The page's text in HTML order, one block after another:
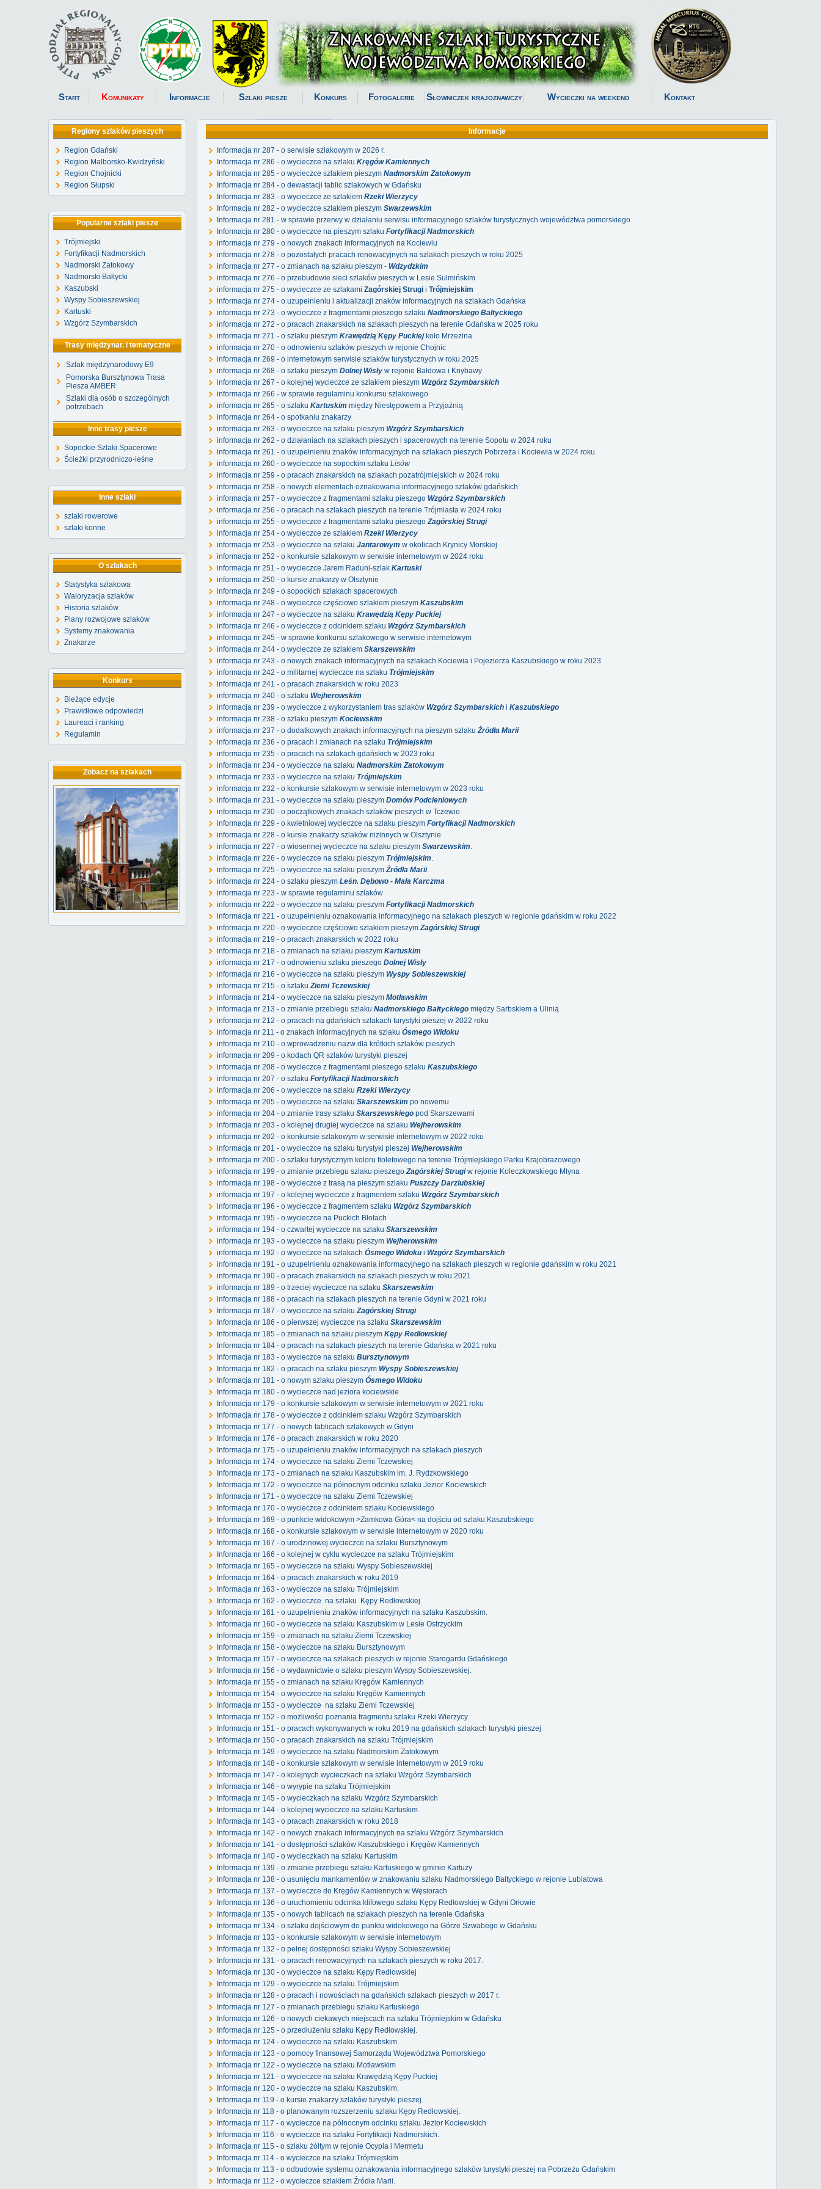
Start Komunikaty Informacje Szlaki piesze Konkurs Fotogalerie Słowniczek krajoznawczy Wycieczki na weekend Kontakt
Regiony szlaków pieszych
Region Gdański
Region Malborsko-Kwidzyński
Region Chojnicki
Region Słupski
Popularne szlaki piesze
Trójmiejski
Fortyfikacji Nadmorskich
Nadmorski Zatokowy
Nadmorski Bałtycki
Kaszubski
Wyspy Sobieszewskiej
Kartuski
Wzgórz Szymbarskich
Trasy międzynar. i tematyczne
Szlak międzynarodowy E9
Pomorska Bursztynowa Trasa
Piesza AMBER
Szlaki dla osób o szczególnych
potrzebach
Inne trasy piesze
Sopockie Szlaki Spacerowe
Ścieżki przyrodniczo-leśne
Inne szlaki
szlaki rowerowe
szlaki konne
O szlakach
Statystyka szlakowa
Waloryzacja szlaków
Historia szlaków
Plany rozwojowe szlaków
Systemy znakowania
Znakarze
Konkurs
Bieżące edycje
Prawidłowe odpowiedzi
Laureaci i ranking
Regulamin
Zobacz na szlakach
Informacje
Informacja nr 287 - o serwisie szlakowym w 2026 r.
Informacja nr 286 - o wycieczce na szlaku Kręgów Kamiennych
Informacja nr 285 - o wycieczce szlakiem pieszym Nadmorskim Zatokowym
Informacja nr 284 - o dewastacji tablic szlakowych w Gdańsku
Informacja nr 283 - o wycieczce ze szlakiem Rzeki Wierzycy
Informacja nr 282 - o wycieczce szlakiem pieszym Swarzewskim
Informacja nr 281 - w sprawie przerwy w działaniu serwisu informacyjnego szlaków turystycznych województwa pomorskiego
Informacja nr 280 - o wycieczce na pieszym szlaku Fortyfikacji Nadmorskich
informacja nr 279 - o nowych znakach informacyjnych na Kociewiu
informacja nr 278 - o pozostałych pracach renowacyjnych na szlakach pieszych w roku 2025
informacja nr 277 - o zmianach na szlaku pieszym - Wdzydzkim
informacja nr 276 - o przebudowie sieci szlaków pieszych w Lesie Sulmińskim
informacja nr 275 - o wycieczce ze szlakami Zagórskiej Strugi i Trójmiejskim
informacja nr 274 - o uzupełnieniu i aktualizacji znaków informacyjnych na szlakach Gdańska
informacja nr 273 - o wycieczce z fragmentami pieszego szlaku Nadmorskiego Bałtyckiego
informacja nr 272 - o pracach znakarskich na szlakach pieszych na terenie Gdańska w 2025 roku
informacja nr 271 - o szlaku pieszym Krawędzią Kępy Puckiejkoło Mrzezina
informacja nr 270 - o odnowieniu szlaków pieszych w rejonie Chojnic
informacja nr 269 - o internetowym serwisie szlaków turystycznych w roku 2025
informacja nr 268 - o szlaku pieszym Dolnej Wisły w rejonie Bałdowa i Knybawy
informacja nr 267 - o kolejnej wycieczce ze szlakiem pieszym Wzgórz Szymbarskich
informacja nr 266 - w sprawie regulaminu konkursu szlakowego
informacja nr 265 - o szlaku Kartuskim między Niestępowem a Przyjaźnią
informacja nr 264 - o spotkaniu znakarzy
informacja nr 263 - o wycieczce na szlaku pieszym Wzgórz Szymbarskich
informacja nr 262 - o działaniach na szlakach pieszych i spacerowych na terenie Sopotu w 2024 roku
informacja nr 261 - o uzupełnieniu znaków informacyjnych na szlakach pieszych Pobrzeża i Kociewia w 2024 roku
informacja nr 260 - o wycieczce na sopockim szlaku Lisów
informacja nr 259 - o pracach znakarskich na szlakach pozatrójmiejskich w 2024 roku
informacja nr 258 - o nowych elementach oznakowania informacyjnego szlaków gdańskich
informacja nr 257 - o wycieczce z fragmentami szlaku pieszego Wzgórz Szymbarskich
informacja nr 256 - o pracach na szlakach pieszych na terenie Trójmiasta w 2024 roku
informacja nr 255 - o wycieczce z fragmentami szlaku pieszegoZagórskiej Strugi
informacja nr 254 - o wycieczce ze szlakiem Rzeki Wierzycy
informacja nr 253 - o wycieczce na szlaku Jantarowym w okolicach Krynicy Morskiej
informacja nr 252 - o konkursie szlakowym w serwisie internetowym w 2024 roku
informacja nr 251 - o wycieczce Jarem Raduni-szlak Kartuski
informacja nr 250 - o kursie znakarzy w Olsztynie
informacja nr 249 - o sopockich szlakach spacerowych
informacja nr 248 - o wycieczce częściowo szlakiem pieszym Kaszubskim
informacja nr 247 - o wycieczce na szlaku Krawędzią Kępy Puckiej
informacja nr 246 - o wycieczce z odcinkiem szlaku Wzgórz Szymbarskich
informacja nr 245 - w sprawie konkursu szlakowego w serwisie internetowym
informacja nr 244 - o wycieczce ze szlakiem Skarszewskim
informacja nr 243 - o nowych znakach informacyjnych na szlakach Kociewia i Pojezierza Kaszubskiego w roku 2023
informacja nr 242 - o militarnej wycieczce na szlaku Trójmiejskim
informacja nr 241 - o pracach znakarskich w roku 2023
informacja nr 240 - o szlaku Wejherowskim
informacja nr 239 - o wycieczce z wykorzystaniem tras szlaków Wzgórz Szymbarskich i Kaszubskiego
informacja nr 238 - o szlaku pieszym Kociewskim
informacja nr 237 - o dodatkowych znakach informacyjnych na pieszym szlakuŹródła Marii
informacja nr 236 - o pracach i zmianach na szlaku Trójmiejskim
informacja nr 235 - o pracach na szlakach gdańskich w 2023 roku
informacja nr 234 - o wycieczce na szlaku Nadmorskim Zatokowym
informacja nr 233 - o wycieczce na szlaku Trójmiejskim
informacja nr 232 - o konkursie szlakowym w serwisie internetowym w 2023 roku
informacja nr 231 - o wycieczce na szlaku pieszym Domów Podcieniowych
informacja nr 230 - o początkowych znakach szlaków pieszych w Tczewie
informacja nr 229 - o kwietniowej wycieczce na szlaku pieszym Fortyfikacji Nadmorskich
informacja nr 228 - o kursie znakarzy szlaków nizinnych w Olsztynie
informacja nr 227 - o wiosennej wycieczce na szlaku pieszym Swarzewskim.
informacja nr 226 - o wycieczce na szlaku pieszym Trójmiejskim.
informacja nr 225 - o wycieczce na szlaku pieszymŹródła Marii.
informacja nr 224 - o szlaku pieszym Leśn. Dębowo - Mała Karczma
informacja nr 223 - w sprawie regulaminu szlaków
informacja nr 222 - o wycieczce na szlaku pieszym Fortyfikacji Nadmorskich
informacja nr 221 - o uzupełnieniu oznakowania informacyjnego na szlakach pieszych w regionie gdańskim w roku 2022
informacja nr 220 - o wycieczce częściowo szlakiem pieszymZagórskiej Strugi
informacja nr 219 - o pracach znakarskich w 2022 roku
informacja nr 218 - o zmianach na szlaku pieszym Kartuskim
informacja nr 217 - o odnowieniu szlaku pieszego Dolnej Wisły
informacja nr 216 - o wycieczce na szlaku pieszym Wyspy Sobieszewskiej
informacja nr 215 - o szlakuZiemi Tczewskiej
informacja nr 214 - o wycieczce na szlaku pieszym Motławskim
informacja nr 213 - o zmianie przebiegu szlaku Nadmorskiego Bałtyckiego między Sarbskiem a Ulinią
informacja nr 212 - o pracach na gdańskich szlakach turystyki pieszej w 2022 roku
informacja nr 211 - o znakach informacyjnych na szlaku Ósmego Widoku
informacja nr 210 - o wprowadzeniu nazw dla krótkich szlaków pieszych
informacja nr 209 - o kodach QR szlaków turystyki pieszej
informacja nr 208 - o wycieczce z fragmentami pieszego szlaku Kaszubskiego
informacja nr 207 - o szlaku Fortyfikacji Nadmorskich
informacja nr 206 - o wycieczce na szlaku Rzeki Wierzycy
informacja nr 205 - o wycieczce na szlaku Skarszewskim po nowemu
informacja nr 204 - o zmianie trasy szlaku Skarszewskiego pod Skarszewami
informacja nr 203 - o kolejnej drugiej wycieczce na szlaku Wejherowskim
informacja nr 202 - o konkursie szlakowym w serwisie internetowym w 2022 roku
informacja nr 201 - o wycieczce na szlaku turystyki pieszej Wejherowskim
informacja nr 200 - o szlaku turystycznym koloru fioletowego na terenie Trójmiejskiego Parku Krajobrazowego
informacja nr 199 - o zmianie przebiegu szlaku pieszegoZagórskiej Strugiw rejonie Koleczkowskiego Młyna
informacja nr 198 - o wycieczce z trasą na pieszym szlaku Puszczy Darzlubskiej
informacja nr 197 - o kolejnej wycieczce z fragmentem szlaku Wzgórz Szymbarskich
informacja nr 196 - o wycieczce z fragmentem szlaku Wzgórz Szymbarskich
informacja nr 195 - o wycieczce na Puckich Błotach
informacja nr 194 - o czwartej wycieczce na szlaku Skarszewskim
informacja nr 193 - o wycieczce na szlaku pieszym Wejherowskim
informacja nr 192 - o wycieczce na szlakach Ósmego Widoku i Wzgórz Szymbarskich
informacja nr 191 - o uzupełnieniu oznakowania informacyjnego na szlakach pieszych w regionie gdańskim w roku 2021
informacja nr 190 - o pracach znakarskich na szlakach pieszych w roku 2021
informacja nr 189 - o trzeciej wycieczce na szlaku Skarszewskim
informacja nr 188 - o pracach na szlakach pieszych na terenie Gdyni w 2021 roku
Informacja nr 187 - o wycieczce na szlakuZagórskiej Strugi
Informacja nr 186 - o pierwszej wycieczce na szlaku Skarszewskim
Informacja nr 185 - o zmianach na szlaku pieszym Kępy Redłowskiej
Informacja nr 184 - o pracach na szlakach pieszych na terenie Gdańska w 2021 roku
Informacja nr 183 - o wycieczce na szlaku Bursztynowym
Informacja nr 182 - o pracach na szlaku pieszym Wyspy Sobieszewskiej
Informacja nr 181 - o nowym szlaku pieszym Ósmego Widoku
Informacja nr 180 - o wycieczce nad jeziora kociewskie
Informacja nr 179 - o konkursie szlakowym w serwisie internetowym w 2021 roku
Informacja nr 178 - o wycieczce z odcinkiem szlaku Wzgórz Szymbarskich
Informacja nr 177 - o nowych tablicach szlakowych w Gdyni
Informacja nr 176 - o pracach znakarskich w roku 2020
Informacja nr 175 - o uzupełnieniu znaków informacyjnych na szlakach pieszych
Informacja nr 174 - o wycieczce na szlaku Ziemi Tczewskiej
Informacja nr 173 - o zmianach na szlaku Kaszubskim im. J. Rydzkowskiego
Informacja nr 172 - o wycieczce na północnym odcinku szlaku Jezior Kociewskich
Informacja nr 171 - o wycieczce na szlaku Ziemi Tczewskiej
Informacja nr 170 - o wycieczce z odcinkiem szlaku Kociewskiego
Informacja nr 169 - o punkcie widokowym >Zamkowa Góra< na dojściu od szlaku Kaszubskiego
Informacja nr 168 - o konkursie szlakowym w serwisie internetowym w 2020 roku
Informacja nr 167 - o urodzinowej wycieczce na szlaku Bursztynowym
Informacja nr 166 - o kolejnej w cyklu wycieczce na szlaku Trójmiejskim
Informacja nr 165 - o wycieczce na szlaku Wyspy Sobieszewskiej
Informacja nr 164 - o pracach znakarskich w roku 2019
Informacja nr 163 - o wycieczce na szlaku Trójmiejskim
Informacja nr 162 - o wycieczce na szlaku Kępy Redłowskiej
Informacja nr 161 - o uzupełnieniu znaków informacyjnych na szlaku Kaszubskim.
Informacja nr 160 - o wycieczce na szlaku Kaszubskim w Lesie Ostrzyckim
Informacja nr 159 - o zmianach na szlaku Ziemi Tczewskiej
Informacja nr 158 - o wycieczce na szlaku Bursztynowym
Informacja nr 157 - o wycieczce na szlakach pieszych w rejonie Starogardu Gdańskiego
Informacja nr 156 - o wydawnictwie o szlaku pieszym Wyspy Sobieszewskiej.
Informacja nr 155 - o zmianach na szlaku Kręgów Kamiennych
Informacja nr 154 - o wycieczce na szlaku Kręgów Kamiennych
Informacja nr 153 - o wycieczce na szlaku Ziemi Tczewskiej
Informacja nr 152 - o możliwości poznania fragmentu szlaku Rzeki Wierzycy
Informacja nr 151 - o pracach wykonywanych w roku 2019 na gdańskich szlakach turystyki pieszej
Informacja nr 150 - o pracach znakarskich na szlaku Trójmiejskim
Informacja nr 149 - o wycieczce na szlaku Nadmorskim Zatokowym
Informacja nr 148 - o konkursie szlakowym w serwisie internetowym w 2019 roku
Informacja nr 147 - o kolejnych wycieczkach na szlaku Wzgórz Szymbarskich
Informacja nr 146 - o wyrypie na szlaku Trójmiejskim
Informacja nr 145 - o wycieczkach na szlaku Wzgórz Szymbarskich
Informacja nr 144 - o kolejnej wycieczce na szlaku Kartuskim
Informacja nr 143 - o pracach znakarskich w roku 2018
Informacja nr 142 - o nowych znakach informacyjnych na szlaku Wzgórz Szymbarskich
Informacja nr 141 - o dostępności szlaków Kaszubskiego i Kręgów Kamiennych
Informacja nr 140 - o wycieczkach na szlaku Kartuskim
Informacja nr 139 - o zmianie przebiegu szlaku Kartuskiego w gminie Kartuzy
Informacja nr 138 - o usunięciu mankamentów w znakowaniu szlaku Nadmorskiego Bałtyckiego w rejonie Lubiatowa
Informacja nr 137 - o wycieczce do Kręgów Kamiennych w Węsiorach
Informacja nr 136 - o uruchomieniu odcinka klifowego szlaku Kępy Redłowskiej w Gdyni Orłowie
Informacja nr 135 - o nowych tablicach na szlakach pieszych na terenie Gdańska
Informacja nr 134 - o szlaku dojściowym do punktu widokowego na Górze Szwabego w Gdańsku
Informacja nr 133 - o konkursie szlakowym w serwisie internetowym
Informacja nr 132 - o pełnej dostępności szlaku Wyspy Sobieszewskiej
Informacja nr 131 - o pracach renowacyjnych na szlakach pieszych w roku 2017.
Informacja nr 130 - o wycieczce na szlaku Kępy Redłowskiej
Informacja nr 129 - o wycieczce na szlaku Trójmiejskim
Informacja nr 128 - o pracach i nowościach na gdańskich szlakach pieszych w 2017 r.
Informacja nr 127 - o zmianach przebiegu szlaku Kartuskiego
Informacja nr 126 - o nowych ciekawych miejscach na szlaku Trójmiejskim w Gdańsku
Informacja nr 125 - o przedłużeniu szlaku Kępy Redłowskiej.
Informacja nr 124 - o wycieczce na szlaku Kaszubskim.
Informacja nr 123 - o pomocy finansowej Samorządu Województwa Pomorskiego
Informacja nr 122 - o wycieczce na szlaku Motławskim
Informacja nr 121 - o wycieczce na szlaku Krawędzią Kępy Puckiej
Informacja nr 120 - o wycieczce na szlaku Kaszubskim.
Informacja nr 119 - o kursie znakarzy szlaków turystyki pieszej.
Informacja nr 118 - o planowanym rozszerzeniu szlaku Kępy Redłowskiej.
Informacja nr 117 - o wycieczce na północnym odcinku szlaku Jezior Kociewskich
Informacja nr 116 - o wycieczce na szlaku Fortyfikacji Nadmorskich.
Informacja nr 115 - o szlaku żółtym w rejonie Ocypla i Mermetu
Informacja nr 114 - o wycieczce na szlaku Trójmiejskim
Informacja nr 113 - o odbudowie systemu oznakowania informacyjnego szlaków turystyki pieszej na Pobrzeżu Gdańskim
Informacja nr 112 - o wycieczce szlakiem Źródła Marii.